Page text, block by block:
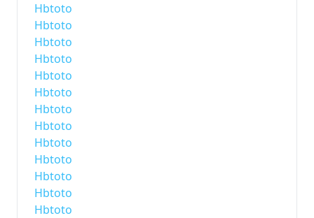
Hbtoto
Hbtoto
Hbtoto
Hbtoto
Hbtoto
Hbtoto
Hbtoto
Hbtoto
Hbtoto
Hbtoto
Hbtoto
Hbtoto
Hbtoto